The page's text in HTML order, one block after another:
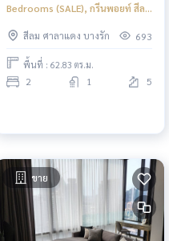
Bedrooms (SALE), กรีนพอยท์ สีลม
สีลม ศาลาแดง บางรัก
693
พื้นที่ : 62.83 ตร.ม.
2 1 5
ขาย